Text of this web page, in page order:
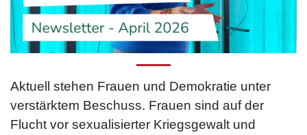
Aktuell stehen Frauen und Demokratie unter
verstärktem Beschuss. Frauen sind auf der
Flucht vor sexualisierter Kriegsgewalt und